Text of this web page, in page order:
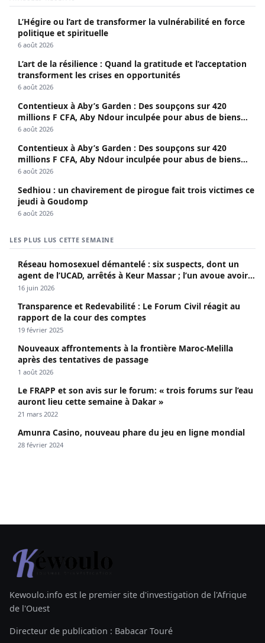
L’Hégire ou l’art de transformer la vulnérabilité en force
politique et spirituelle
6 août 2026
L’art de la résilience : Quand la gratitude et l’acceptation
transforment les crises en opportunités
6 août 2026
Contentieux à Aby’s Garden : Des soupçons sur 420
millions F CFA, Aby Ndour inculpée pour abus de biens
sociaux
6 août 2026
Contentieux à Aby’s Garden : Des soupçons sur 420
millions F CFA, Aby Ndour inculpée pour abus de biens
sociaux
6 août 2026
Sedhiou : un chavirement de pirogue fait trois victimes ce
jeudi à Goudomp
6 août 2026
LES PLUS LUS CETTE SEMAINE
Réseau homosexuel démantelé : six suspects, dont un
agent de l’UCAD, arrêtés à Keur Massar ; l’un avoue avoir
propagé le VIH depuis 2018
16 juin 2026
Transparence et Redevabilité : Le Forum Civil réagit au
rapport de la cour des comptes
19 février 2025
Nouveaux affrontements à la frontière Maroc-Melilla
après des tentatives de passage
1 août 2026
Le FRAPP et son avis sur le forum: « trois forums sur l’eau
auront lieu cette semaine à Dakar »
21 mars 2022
Amunra Casino, nouveau phare du jeu en ligne mondial
28 février 2024
Kewoulo.info est le premier site d'investigation de l'Afrique
de l'Ouest
Directeur de publication : Babacar Touré